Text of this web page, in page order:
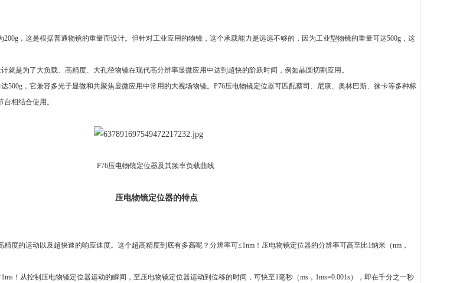
200g，这是根据普通物镜的重量而设计。但针对工业应用的物镜，这个承载能力是远远不够的，因为工业型物镜的重量可达500g，这
就是为了大负载、高精度、大孔径物镜在现代高分辨率显微应用中达到超快的阶跃时间，例如晶圆切割应用。
500g，它兼容多光子显微和共聚焦显微应用中常用的大视场物镜。P76压电物镜定位器可匹配蔡司、尼康、奥林巴斯、徕卡等多种标
相结合使用。
P76压电物镜定位器及其频率负载曲线
压电物镜定位器的特点
精度的运动以及超快速的响应速度。这个超高精度到底有多高呢？分辨率可≤1nm！压电物镜定位器的分辨率可高至比1纳米（nm，
！从控制压电物镜定位器运动的瞬间，至压电物镜定位器运动到 位移的时间，可快至1毫秒（ms，1ms=0.001s），即在千分之一秒